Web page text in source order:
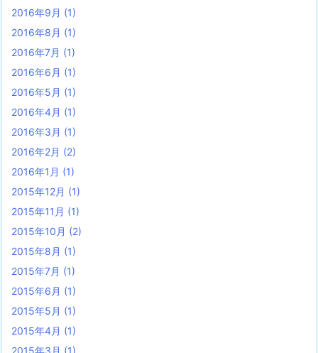
2016年9月 (1)
2016年8月 (1)
2016年7月 (1)
2016年6月 (1)
2016年5月 (1)
2016年4月 (1)
2016年3月 (1)
2016年2月 (2)
2016年1月 (1)
2015年12月 (1)
2015年11月 (1)
2015年10月 (2)
2015年8月 (1)
2015年7月 (1)
2015年6月 (1)
2015年5月 (1)
2015年4月 (1)